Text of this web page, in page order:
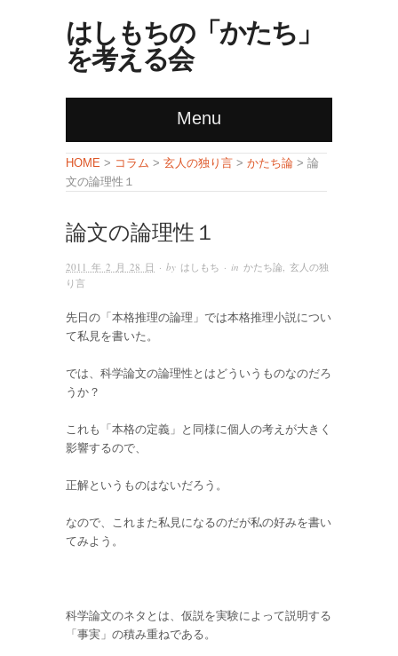
はしもちの「かたち」
を考える会
Menu
HOME > コラム > 玄人の独り言 > かたち論 > 論
文の論理性１
論文の論理性１
2011 年 2 月 28 日 · by はしもち · in かたち論, 玄人の独
り言
先日の「本格推理の論理」では本格推理小説につい
て私見を書いた。
では、科学論文の論理性とはどういうものなのだろ
うか？
これも「本格の定義」と同様に個人の考えが大きく
影響するので、
正解というものはないだろう。
なので、これまた私見になるのだが私の好みを書い
てみよう。
科学論文のネタとは、仮説を実験によって説明する
「事実」の積み重ねである。